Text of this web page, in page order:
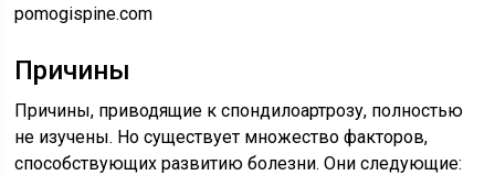
pomogispine.com
Причины
Причины, приводящие к спондилоартрозу, полностью
не изучены. Но существует множество факторов,
способствующих развитию болезни. Они следующие: